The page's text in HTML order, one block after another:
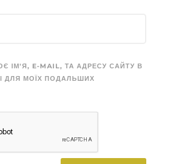
ІМ'Я, E-MAIL, ТА АДРЕСУ САЙТУ В
ДЛЯ МОЇХ ПОДАЛЬШИХ